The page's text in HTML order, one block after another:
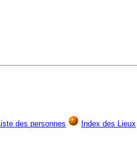
Liste des personnes
Index des Lieux